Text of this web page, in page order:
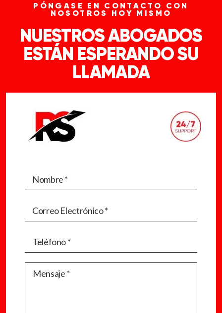
PÓNGASE EN CONTACTO CON
NOSOTROS HOY MISMO
NUESTROS ABOGADOS
ESTÁN ESPERANDO SU
LLAMADA